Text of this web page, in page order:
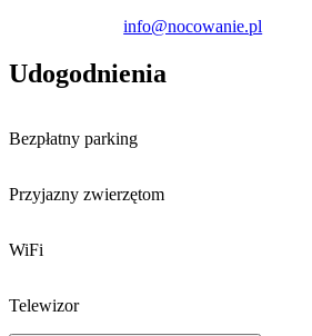
info@nocowanie.pl
Udogodnienia
Bezpłatny parking
Przyjazny zwierzętom
WiFi
Telewizor